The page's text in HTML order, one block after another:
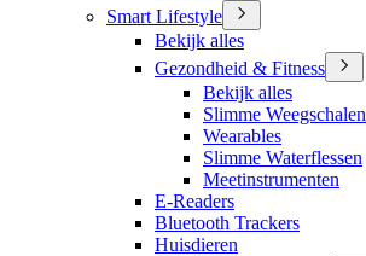
Smart Lifestyle
Bekijk alles
Gezondheid & Fitness
Bekijk alles
Slimme Weegschalen
Wearables
Slimme Waterflessen
Meetinstrumenten
E-Readers
Bluetooth Trackers
Huisdieren